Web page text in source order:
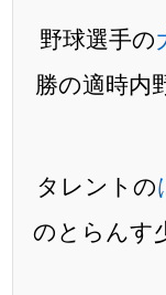
野球選手の
勝の適時内
タレントの
のとらんす